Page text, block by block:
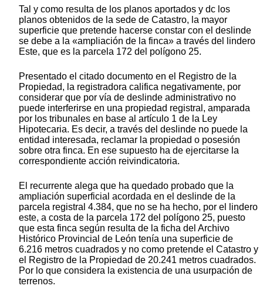
Tal y como resulta de los planos aportados y dc los
planos obtenidos de la sede de Catastro, la mayor
superficie que pretende hacerse constar con el deslinde
se debe a la «ampliación de la finca» a través del lindero
Este, que es la parcela 172 del polígono 25.
Presentado el citado documento en el Registro de la
Propiedad, la registradora califica negativamente, por
considerar que por vía de deslinde administrativo no
puede interferirse en una propiedad registral, amparada
por los tribunales en base al artículo 1 de la Ley
Hipotecaria. Es decir, a través del deslinde no puede la
entidad interesada, reclamar la propiedad o posesión
sobre otra finca. En ese supuesto ha de ejercitarse la
correspondiente acción reivindicatoria.
El recurrente alega que ha quedado probado que la
ampliación superficial acordada en el deslinde de la
parcela registral 4.384, que no se ha hecho, por el lindero
este, a costa de la parcela 172 del polígono 25, puesto
que esta finca según resulta de la ficha del Archivo
Histórico Provincial de León tenía una superficie de
6.216 metros cuadrados y no como pretende el Catastro y
el Registro de la Propiedad de 20.241 metros cuadrados.
Por lo que considera la existencia de una usurpación de
terrenos.